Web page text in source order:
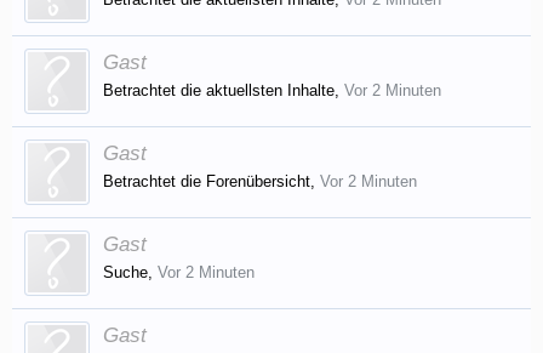
Gast
Betrachtet die aktuellsten Inhalte, Vor 2 Minuten
Gast
Betrachtet die Forenübersicht, Vor 2 Minuten
Gast
Suche, Vor 2 Minuten
Gast